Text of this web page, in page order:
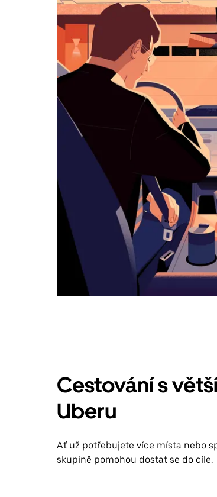
klávesy
Esc
zavřeš
kalendář.
Cestování s
Uberu
Ať už potřebujete více místa nebo
skupině pomohou dostat se do cíle.